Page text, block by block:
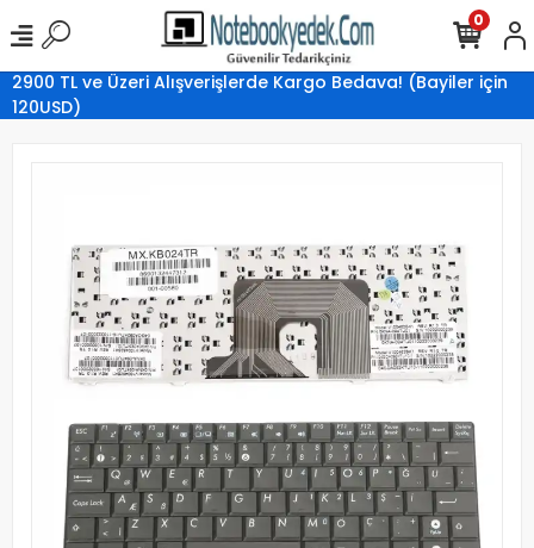
2900 TL ve Üzeri Alışverişlerde Kargo Bedava! (Bayiler için
120USD)
0